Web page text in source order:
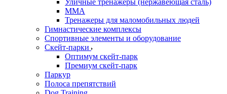
Уличные тренажеры (нержавеющая сталь)
ММА
Тренажеры для маломобильных людей
Гимнастические комплексы
Спортивные элементы и оборудование
Скейт-парки
Оптимум скейт-парк
Премиум скейт-парк
Паркур
Полоса препятствий